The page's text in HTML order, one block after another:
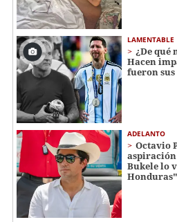
LAMENTABLE
¿De qué
Hacen
fueron
ADELANTO
Octavio
Bukele lo
Honduras"